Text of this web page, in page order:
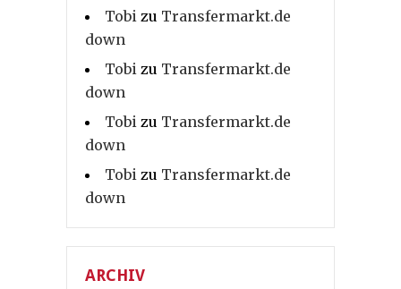
Tobi zu Transfermarkt.de
down
Tobi zu Transfermarkt.de
down
Tobi zu Transfermarkt.de
down
Tobi zu Transfermarkt.de
down
ARCHIV